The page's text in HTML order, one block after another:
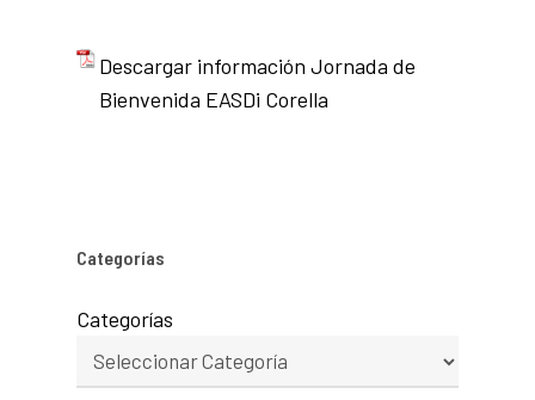
Descargar información Jornada de
Bienvenida EASDi Corella
Categorías
Categorías